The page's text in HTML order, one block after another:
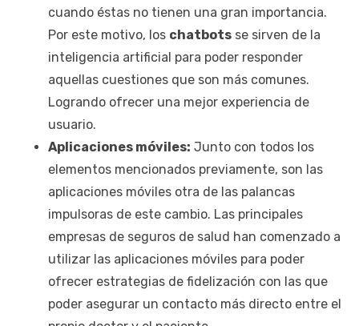
cuando éstas no tienen una gran importancia.
Por este motivo, los chatbots se sirven de la
inteligencia artificial para poder responder
aquellas cuestiones que son más comunes.
Logrando ofrecer una mejor experiencia de
usuario.
Aplicaciones móviles: Junto con todos los
elementos mencionados previamente, son las
aplicaciones móviles otra de las palancas
impulsoras de este cambio. Las principales
empresas de seguros de salud han comenzado a
utilizar las aplicaciones móviles para poder
ofrecer estrategias de fidelización con las que
poder asegurar un contacto más directo entre el